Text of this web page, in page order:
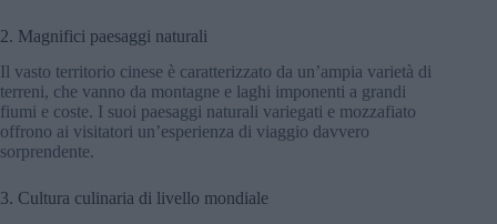
2. Magnifici paesaggi naturali
Il vasto territorio cinese è caratterizzato da un’ampia varietà di
terreni, che vanno da montagne e laghi imponenti a grandi
fiumi e coste. I suoi paesaggi naturali variegati e mozzafiato
offrono ai visitatori un’esperienza di viaggio davvero
sorprendente.
3. Cultura culinaria di livello mondiale